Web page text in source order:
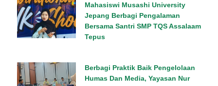
Mahasiswi Musashi University
Jepang Berbagi Pengalaman
Bersama Santri SMP TQS Assalaam
Tepus
Berbagi Praktik Baik Pengelolaan
Humas Dan Media, Yayasan Nur